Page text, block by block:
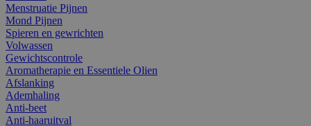
Menstruatie Pijnen
Mond Pijnen
Spieren en gewrichten
Volwassen
Gewichtscontrole
Aromatherapie en Essentiele Olien
Afslanking
Ademhaling
Anti-beet
Anti-haaruitval